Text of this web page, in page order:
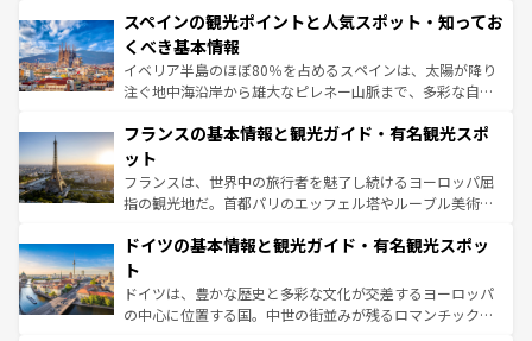
ろん、トスカーナの美しい田園風景やアマルフィ海岸の絶
景など、自然景観も見逃せない。観光の合間には、本場の
ピザやパスタなど、絶品のイタリア料理を堪能することも
できる。朝目覚めてから夜眠るまで、すべての瞬間を楽し
なお、新着のイタリア情報はコンテンツ一覧を参照してほ
しい。
スペインの観光ポイントと人気スポット・知ってお
くべき基本情報
イベリア半島のほぼ80％を占めるスペインは、太陽が降り
注ぐ地中海沿岸から雄大なピレネー山脈まで、多彩な自然
文化が根付くこの国では、情熱的なフラメンコ、熱気あふ
れる闘牛、そして美味しいタパスが生活の一部となってい
る。首都マドリードの洗練された雰囲気や、バルセロナの
アートに溢れた街角から、地方では古代ローマ遺跡や中世
せる。地方によって風土や気候が異なるスペインはその個
ンテンツ一覧 を参照してほしい。
フランスの基本情報と観光ガイド・有名観光スポ
ット
フランスは、世界中の旅行者を魅了し続けるヨーロッパ屈
指の観光地だ。首都パリのエッフェル塔やルーブル美術館
で、幅広い魅力が詰まっている。華麗な宮殿、歴史的な大
聖堂、美しいビーチ、そして豊かな自然が、訪れる者を心
から魅了する。また、フランスは美食の国としても知ら
れ、フランス料理はユネスコ無形文化遺産にも登録されて
ドイツの基本情報と観光ガイド・有名観光スポッ
ト
ドイツは、豊かな歴史と多彩な文化が交差するヨーロッパ
の中心に位置する国。中世の街並みが残るロマンチック街